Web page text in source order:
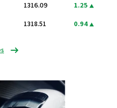
1316.09 1.25
1318.51 0.94